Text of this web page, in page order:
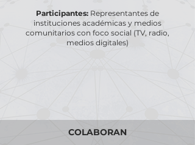
Participantes: Representantes de
instituciones académicas y medios
comunitarios con foco social (TV, radio,
medios digitales)
COLABORAN